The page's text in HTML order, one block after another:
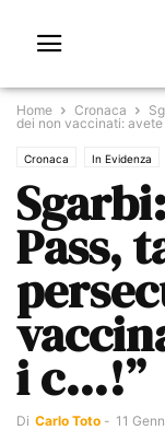
Home Cronaca
dei non vaccinati: avete
Cronaca In Evidenza
Pass,
i c…!”
Di Carlo Toto - 11